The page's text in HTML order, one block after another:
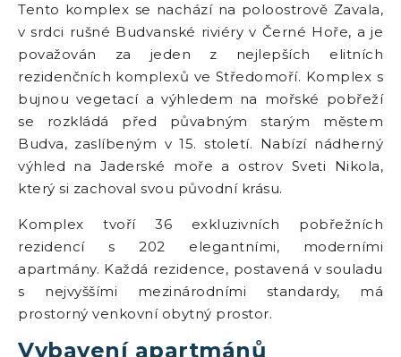
Tento komplex se nachází na poloostrově Zavala,
v srdci rušné Budvanské riviéry v Černé Hoře, a je
považován za jeden z nejlepších elitních
rezidenčních komplexů ve Středomoří. Komplex s
bujnou vegetací a výhledem na mořské pobřeží
se rozkládá před půvabným starým městem
Budva, zaslíbeným v 15. století. Nabízí nádherný
výhled na Jaderské moře a ostrov Sveti Nikola,
který si zachoval svou původní krásu.
Komplex tvoří 36 exkluzivních pobřežních
rezidencí s 202 elegantními, moderními
apartmány. Každá rezidence, postavená v souladu
s nejvyššími mezinárodními standardy, má
prostorný venkovní obytný prostor.
Vybavení apartmánů